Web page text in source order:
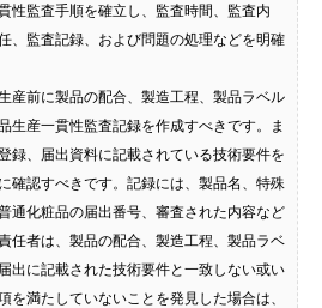
性監査手順を確立し、監査時間、監査内
、監査記録、および問題の処理などを明確
産前に製品の配合、製造工程、製品ラベル
生産一貫性監査記録を作成すべきです。ま
録、届出資料に記載されている技術要件を
確認すべきです。記録には、製品名、特殊
通化粧品の届出番号、審査された内容など
任者は、製品の配合、製造工程、製品ラベ
出に記載された技術要件と一致しない或い
を満たしていないことを発見した場合は、